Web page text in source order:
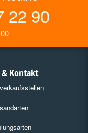
22 90
Kontakt